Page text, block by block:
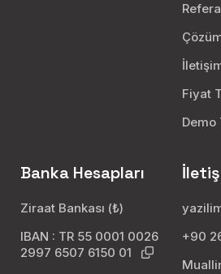
Fiyat
Demo
Banka Hesapları
Ziraat Bankası (₺)
IBAN : TR 55 0001 0026
2997 6507 6150 01
+90